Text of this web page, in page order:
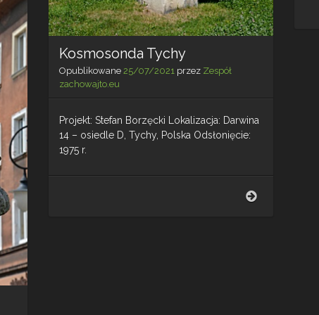
Kosmosonda Tychy
Opublikowane 25/07/2021przez Zespół
zachowajto.eu
Projekt: Stefan Borzęcki Lokalizacja: Darwina
14 – osiedle D, Tychy, Polska Odsłonięcie:
1975 r.